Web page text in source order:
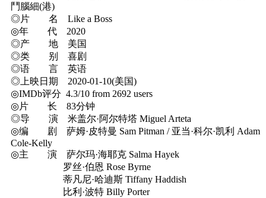
鬥腦細(港)
◎片 名 Like a Boss
◎年 代 2020
◎产 地 美国
◎类 别 喜剧
◎语 言 英语
◎上映日期 2020-01-10(美国)
◎IMDb评分 4.3/10 from 2692 users
◎片 长 83分钟
◎导 演 米盖尔·阿尔特塔 Miguel Arteta
◎编 剧 萨姆·皮特曼 Sam Pitman / 亚当·科尔·凯利 Adam
Cole-Kelly
◎主 演 萨尔玛·海耶克 Salma Hayek
罗丝·伯恩 Rose Byrne
蒂凡尼·哈迪斯 Tiffany Haddish
比利·波特 Billy Porter